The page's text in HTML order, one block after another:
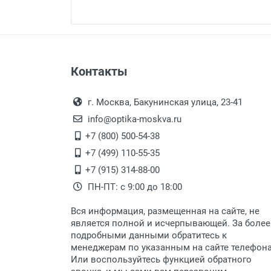
Перечисление средств на
Перевод денег на карту Сбербанка.
Выдаем товар в рабочие
После того, как заказ
Для получения товара при
Заказ необходимо
дополнительных расходов за
Доставка по Москве
Доставляем товар по
Доставка транспортными
Данный способ доставки
Мы сотрудничаем с
Контакты
г. Москва, Бакунинская улица, 23-41
info@optika-moskva.ru
+7 (800) 500-54-38
+7 (499) 110-55-35
+7 (915) 314-88-00
ПН-ПТ: с 9:00 до 18:00
Вся информация, размещенная на сайте, не
является полной и исчерпывающей. За более
подробными данными обратитесь к
менеджерам по указанным на сайте
Или воспользуйтесь функцией обратного